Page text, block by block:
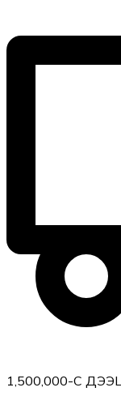
1,500,000-С